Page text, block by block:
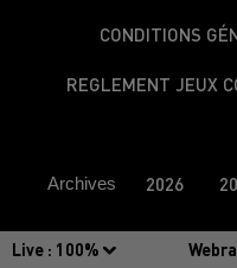
Live : 100%
CONDITIONS
REGLEMENT JEUX
Archives 2026